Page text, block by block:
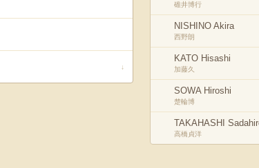
↓
碓井博行
NISHINO Akira
西野朗
KATO Hisashi
加藤久
SOWA Hiroshi
楚輪博
TAKAHASHI
高橋貞洋